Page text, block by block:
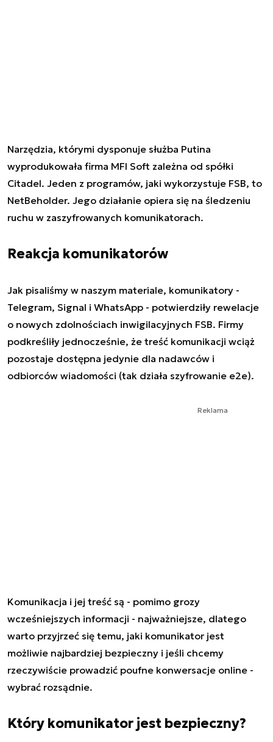
Narzędzia, którymi dysponuje służba Putina
wyprodukowała firma MFI Soft zależna od spółki
Citadel. Jeden z programów, jaki wykorzystuje FSB, to
NetBeholder. Jego działanie opiera się na śledzeniu
ruchu w zaszyfrowanych komunikatorach.
Reakcja komunikatorów
Jak pisaliśmy w naszym materiale, komunikatory -
Telegram, Signal i WhatsApp - potwierdziły rewelacje
o nowych zdolnościach inwigilacyjnych FSB. Firmy
podkreśliły jednocześnie, że treść komunikacji wciąż
pozostaje dostępna jedynie dla nadawców i
odbiorców wiadomości (tak działa szyfrowanie e2e).
Reklama
Komunikacja i jej treść są - pomimo grozy
wcześniejszych informacji - najważniejsze, dlatego
warto przyjrzeć się temu, jaki komunikator jest
możliwie najbardziej bezpieczny i jeśli chcemy
rzeczywiście prowadzić poufne konwersacje online -
wybrać rozsądnie.
Który komunikator jest bezpieczny?